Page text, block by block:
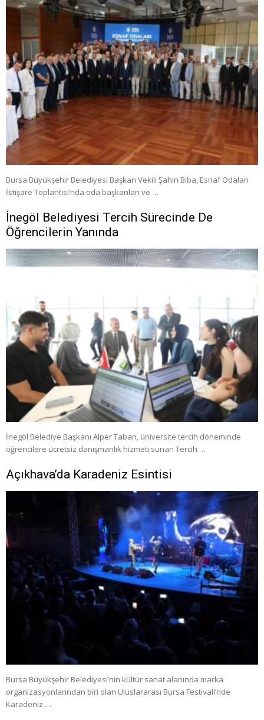
Bursa Büyükşehir Belediyesi Başkan Vekili Şahin Biba, Esnaf Odaları
İstişare Toplantısı’nda oda başkanları ve …
İnegöl Belediyesi Tercih Sürecinde De
Öğrencilerin Yanında
İnegöl Belediye Başkanı Alper Taban, üniversite tercih döneminde
öğrencilere ücretsiz danışmanlık hizmeti sunan Tercih …
Açıkhava’da Karadeniz Esintisi
Bursa Büyükşehir Belediyesi’nin kültür sanat alanında marka
organizasyonlarından biri olan Uluslararası Bursa Festivali’nde
Karadeniz …